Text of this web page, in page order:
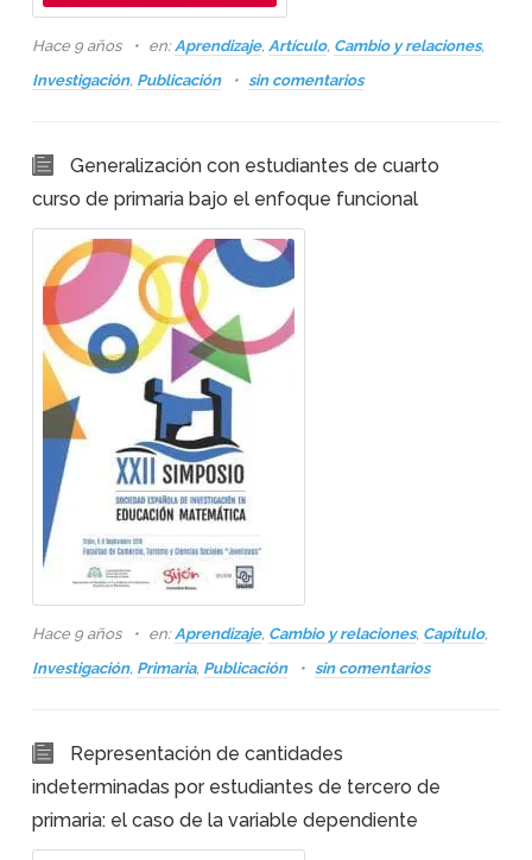
Hace 9 años en:Aprendizaje, Artículo, Cambio y relaciones,
Investigación, Publicación sin comentarios
Generalización con estudiantes de cuarto
curso de primaria bajo el enfoque funcional
Hace 9 años en:Aprendizaje, Cambio y relaciones, Capítulo,
Investigación, Primaria, Publicación sin comentarios
Representación de cantidades
indeterminadas por estudiantes de tercero de
primaria: el caso de la variable dependiente